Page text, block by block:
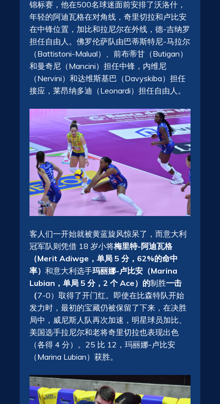
锦标赛，他在500名球迷面前安排了沃洛什，
年轻的阿迪瓦格在对角线，奇里切拉和卢比安
在中锋位置，加比和拉尼尔在外线，德-吉纳罗
担任自由人。佛罗伦萨队由巴蒂斯特尼-马拉尔
（Battistoni-Malual）、前布蒂甘（Butigan）
和曼奇尼（Mancini）担任中锋，内维尼
（Nervini）和达维斯基巴（Davyskiba）担任
接应，莱昂纳多迪（Leonardi）担任自由人。
客人们一开始就被黄蓝旋风惊呆了，而意大利
冠军队则凭借 18 岁小将梅里特-阿迪瓦格
（Merit Adiwge，单局 5 分，62%的命中
率） 和意大利选手玛丽娜-卢比安（Marina
Lubian，单局 5 分，2 个 Ace）的制胜一击
（7-0）取得了开门红。即使在比森特队开始
发力时，最初的宝藏仍被保留了下来，在决胜
局中，威尼斯人队再次加速，明星球员加比、
美国选手拉尼尔和老将奇里切拉也表现出色
（各得 4 分）。25 比 12，玛丽娜-卢比安
（Marina Lubian）获胜。